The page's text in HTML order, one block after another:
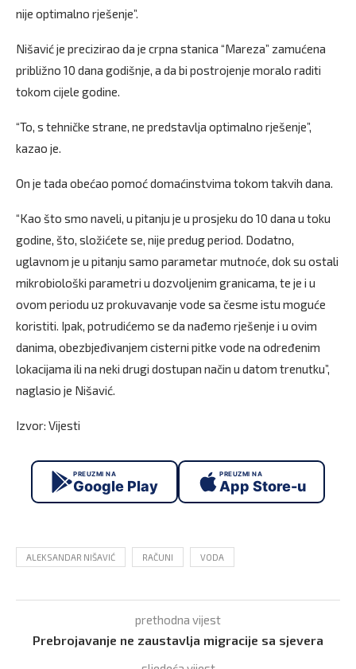
nije optimalno rješenje”.
Nišavić je precizirao da je crpna stanica “Mareza” zamućena
približno 10 dana godišnje, a da bi postrojenje moralo raditi
tokom cijele godine.
“To, s tehničke strane, ne predstavlja optimalno rješenje”,
kazao je.
On je tada obećao pomoć domaćinstvima tokom takvih dana.
“Kao što smo naveli, u pitanju je u prosjeku do 10 dana u toku
godine, što, složićete se, nije predug period. Dodatno,
uglavnom je u pitanju samo parametar mutnoće, dok su ostali
mikrobiološki parametri u dozvoljenim granicama, te je i u
ovom periodu uz prokuvavanje vode sa česme istu moguće
koristiti. Ipak, potrudićemo se da nađemo rješenje i u ovim
danima, obezbjeđivanjem cisterni pitke vode na određenim
lokacijama ili na neki drugi dostupan način u datom trenutku”,
naglasio je Nišavić.
Izvor: Vijesti
PREUZMI NA
Google Play
PREUZMI NA
App Store-u
ALEKSANDAR NIŠAVIĆ RAČUNI VODA
prethodna vijest
Prebrojavanje ne zaustavlja migracije sa sjevera